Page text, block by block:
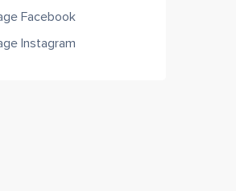
Facebook
Instagram